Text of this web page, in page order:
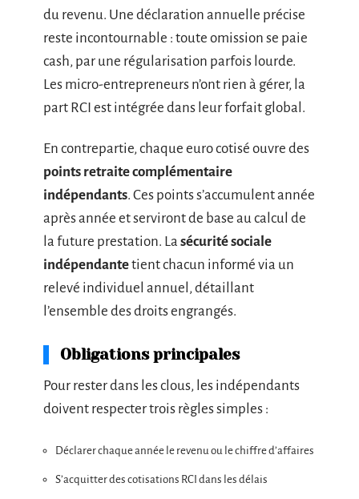
du revenu. Une déclaration annuelle précise
reste incontournable : toute omission se paie
cash, par une régularisation parfois lourde.
Les micro-entrepreneurs n’ont rien à gérer, la
part RCI est intégrée dans leur forfait global.
En contrepartie, chaque euro cotisé ouvre des
points retraite complémentaire
indépendants. Ces points s’accumulent année
après année et serviront de base au calcul de
la future prestation. La sécurité sociale
indépendantetient chacun informé via un
relevé individuel annuel, détaillant
l’ensemble des droits engrangés.
Obligations principales
Pour rester dans les clous, les indépendants
doivent respecter trois règles simples :
Déclarer chaque année le revenu ou le chiffre d’affaires
S’acquitter des cotisations RCI dans les délais